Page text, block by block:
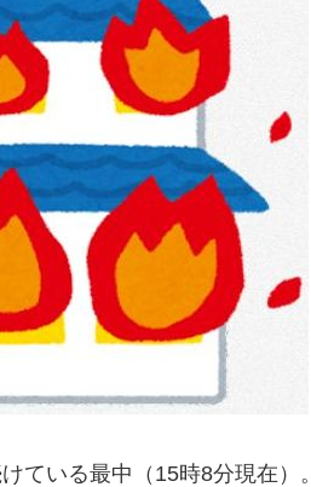
ている最中（15時8分現在）。